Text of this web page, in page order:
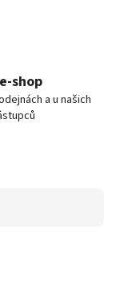
shop
a u našich